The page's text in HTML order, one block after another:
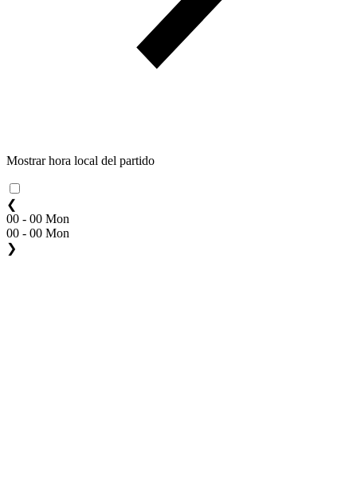
Mostrar hora local del partido
❮
00 - 00 Mon
00 - 00 Mon
❯